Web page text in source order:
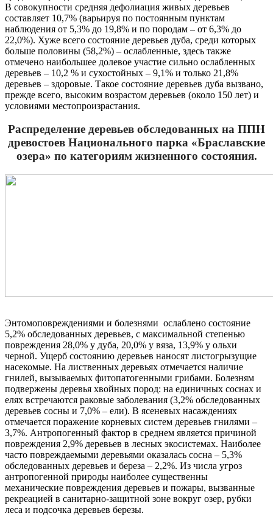
В совокупности средняя дефолиация живых деревьев
составляет 10,7% (варьируя по постоянным пунктам
наблюдения от 5,3% до 19,8% и по породам – от 6,3% до
22,0%). Хуже всего состояние деревьев дуба, среди которых
больше половины (58,2%) – ослабленные, здесь также
отмечено наибольшее долевое участие сильно ослабленных
деревьев – 10,2 % и сухостойных – 9,1% и только 21,8%
деревьев – здоровые. Такое состояние деревьев дуба вызвано,
прежде всего, высоким возрастом деревьев (около 150 лет) и
условиями местопроизрастания.
Распределение деревьев обследованных на ППН
древостоев Национального парка «Браславские
озера» по категориям жизненного состояния.
Энтомоповреждениями и болезнями ослаблено состояние
5,2% обследованных деревьев, с максимальной степенью
повреждения 28,0% у дуба, 20,0% у вяза, 13,9% у ольхи
черной. Ущерб состоянию деревьев наносят листогрызущие
насекомые. На лиственных деревьях отмечается наличие
гнилей, вызываемых фитопатогенными грибами. Болезням
подвержены деревья хвойных пород: на единичных соснах и
елях встречаются раковые заболевания (3,2% обследованных
деревьев сосны и 7,0% – ели). В ясеневых насаждениях
отмечается поражение корневых систем деревьев гнилями –
3,7%. Антропогенный фактор в среднем является причиной
повреждения 2,9% деревьев в лесных экосистемах. Наиболее
часто повреждаемыми деревьями оказалась сосна – 5,3%
обследованных деревьев и береза – 2,2%. Из числа угроз
антропогенной природы наиболее существенны
механические повреждения деревьев и пожары, вызванные
рекреацией в санитарно-защитной зоне вокруг озер, рубки
леса и подсочка деревьев березы.